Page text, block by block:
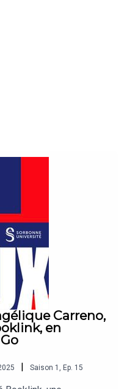
Carreno,
en
| Saison 1 , Ep. 15